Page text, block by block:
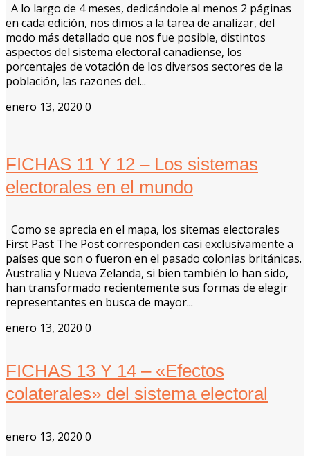
A lo largo de 4 meses, dedicándole al menos 2 páginas
en cada edición, nos dimos a la tarea de analizar, del
modo más detallado que nos fue posible, distintos
aspectos del sistema electoral canadiense, los
porcentajes de votación de los diversos sectores de la
población, las razones del...
enero 13, 2020 0
FICHAS 11 Y 12 – Los sistemas
electorales en el mundo
Como se aprecia en el mapa, los sitemas electorales
First Past The Post corresponden casi exclusivamente a
países que son o fueron en el pasado colonias británicas.
Australia y Nueva Zelanda, si bien también lo han sido,
han transformado recientemente sus formas de elegir
representantes en busca de mayor...
enero 13, 2020 0
FICHAS 13 Y 14 – «Efectos
colaterales» del sistema electoral
enero 13, 2020 0